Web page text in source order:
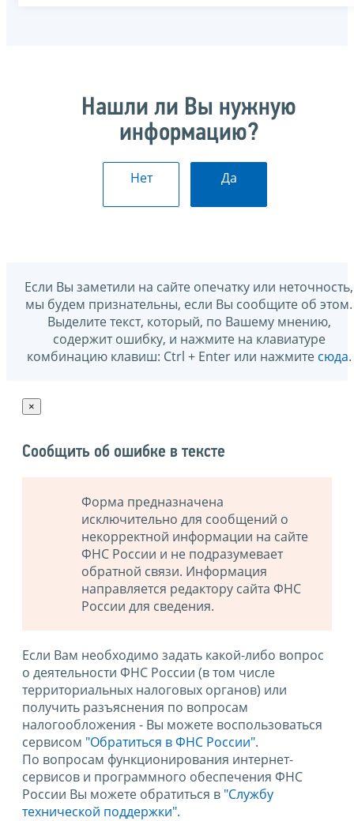
Нашли ли Вы нужную
информацию?
Нет Да
Если Вы заметили на сайте опечатку или неточность,
мы будем признательны, если Вы сообщите об этом.
Выделите текст, который, по Вашему мнению,
содержит ошибку, и нажмите на клавиатуре
комбинацию клавиш: Ctrl + Enter или нажмите сюда.
×
Сообщить об ошибке в тексте
Форма предназначена
исключительно для сообщений о
некорректной информации на сайте
ФНС России и не подразумевает
обратной связи. Информация
направляется редактору сайта ФНС
России для сведения.
Если Вам необходимо задать какой-либо вопрос
о деятельности ФНС России (в том числе
территориальных налоговых органов) или
получить разъяснения по вопросам
налогообложения - Вы можете воспользоваться
сервисом "Обратиться в ФНС России".
По вопросам функционирования интернет-
сервисов и программного обеспечения ФНС
России Вы можете обратиться в "Службу
технической поддержки".